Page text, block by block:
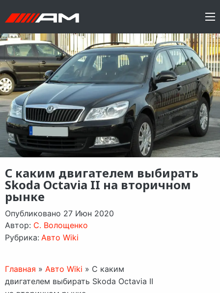
С каким двигателем выбирать
Skoda Octavia II на вторичном
рынке
Опубликовано 27 Июн 2020
Автор: C. Волощенко
Рубрика: Авто Wiki
Главная » Авто Wiki » С каким
двигателем выбирать Skoda Octavia II